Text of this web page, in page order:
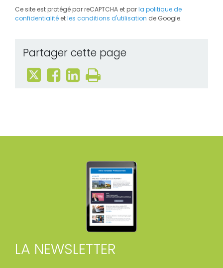
Ce site est protégé par reCAPTCHA et parla politique de
confidentialité etles conditions d'utilisation de Google.
Partager cette page
LA NEWSLETTER